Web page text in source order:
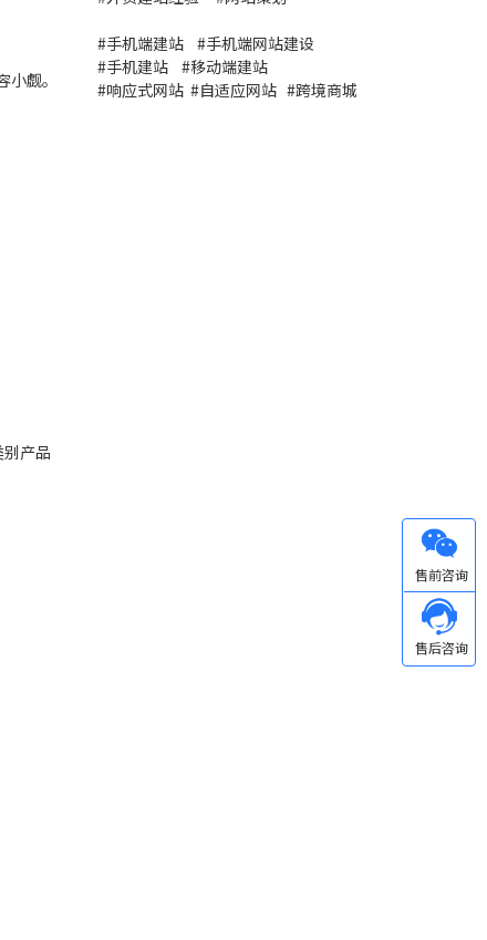
觑。
产品
#手机端建站 #手机端网站建设
#手机建站 #移动端建站
#响应式网站 #自适应网站 #跨境商城
微信